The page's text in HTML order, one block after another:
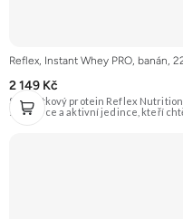
Reflex, Instant Whey PRO, banán,
2 149 Kč
Syrovátkový protein Reflex
sportovce a aktivní jedince, kteří